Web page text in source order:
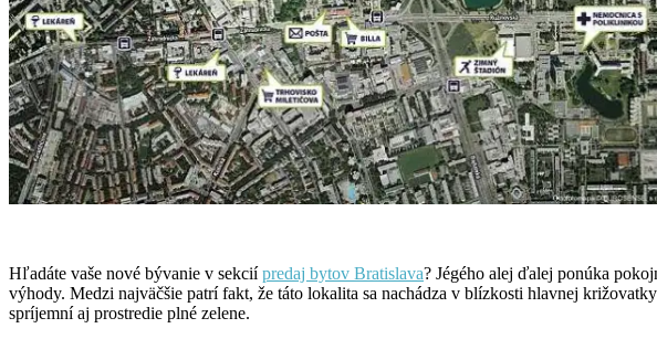
Hľadáte vaše nové bývanie v sekciípredaj bytov Bratislava? Jégého alej ďalej ponúka
výhody. Medzi najväčšie patrí fakt, že táto lokalita sa nachádza v blízkosti hlavnej
spríjemní aj prostredie plné zelene.